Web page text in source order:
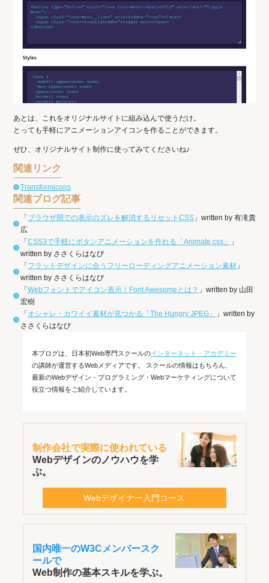
あとは、これをオリジナルサイトに組み込んで使うだけ。
とっても手軽にアニメーションアイコンを作ることができます。
ぜひ、オリジナルサイト制作に使ってみてくださいね♪
関連リンク
Transformicons
関連ブログ記事
「 ブラウザ間での表示のズレを解消するリセットCSS」written by 有滝貴
広
「 CSS3で手軽にボタンアニメーションを作れる「Animate.css」
」
written by ささくらはなび
「 フラットデザインに合うフリーローディングアニメーション素材」
written by ささくらはなび
「 Webフォントでアイコン表示！Font Awesomeとは？ 」written by 山田
宏樹
「 オシャレ・カワイイ素材が見つかる「The Hungry JPEG」
」written by
ささくらはなび
本ブログは、日本初Web専門スクールのインターネット・アカデミー
の講師が運営するWebメディアです。 スクールの情報はもちろん、
最新のWebデザイン・プログラミング・Webマーケティングについて
役立つ情報をご紹介しています。
制作会社で実際に使われている
Webデザインのノウハウを学
ぶ。
Webデザイナー入門コース
国内唯一のW3Cメンバースク
ールで
Web制作の基本スキルを学ぶ。